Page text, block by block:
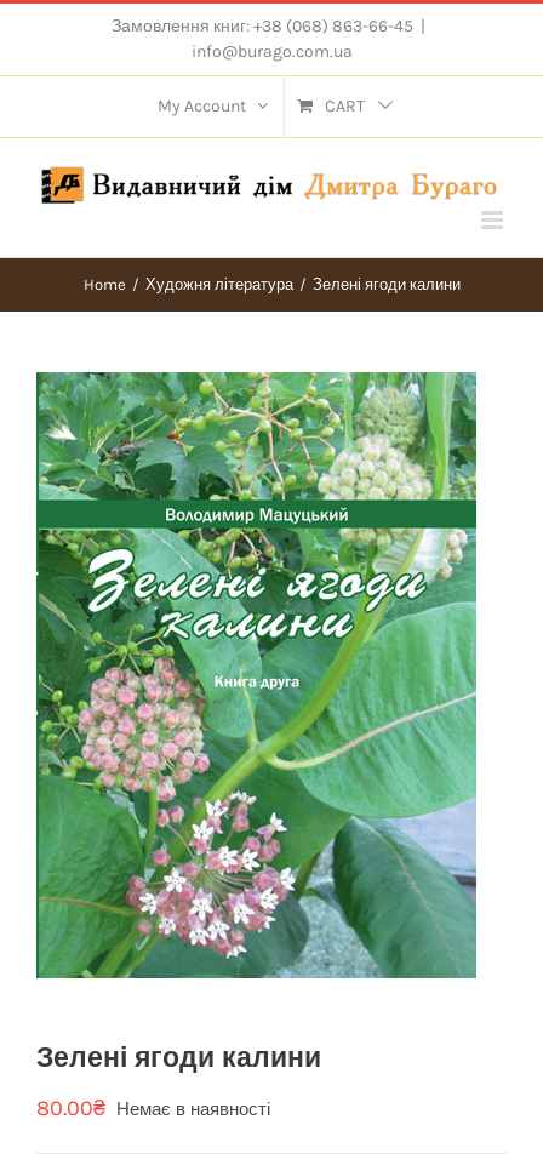
content
Замовлення книг: +38 (068) 863-66-45 |
info@burago.com.ua
My Account CART
Home / Художня література / Зелені ягоди калини
Зелені ягоди калини
80.00₴ Немає в наявності